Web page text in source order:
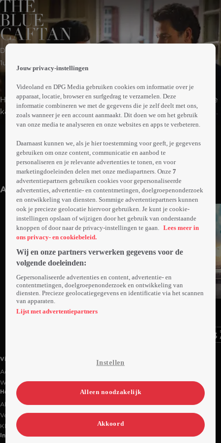
Drama
1uur57min
Halim heeft samen met zijn vrouw, Mina, een traditionele
kaftanwinkel in de medina van Salé, Marokko. Hun hele
huwelijk lang leven ze al met een geheim, maar
genegenheid voor elkaar. Mina's ziekte en de komst van
leerling Youssef zorgen er voor dat dit fragiele evenwicht
onder druk komt te staan.
Abonneren op Videoland
Meer
info
Anderen kijken ook
Ga
naar
Trailer
Videoland
Actiecode
Werken bij RTL
Handige links
Alle films & series
Veelgestelde vragen
Klantenservice
Informatie
Jouw privacy-instellingen
Videoland en DPG Media gebruiken cookies om informatie over je
apparaat, locatie, browser en surfgedrag te verzamelen. Deze
informatie combineren we met de gegevens die je zelf deelt met ons,
zoals wanneer je een account aanmaakt. Dit doen we om het gebruik
van onze media te analyseren en onze websites en apps te verbeteren.
Daarnaast kunnen we, als je hier toestemming voor geeft, je gegevens
gebruiken om onze content, communicatie en aanbod te
personaliseren en je relevante advertenties te tonen, en voor
marketingdoeleinden delen met onze mediapartners. Onze7
advertentiepartners gebruiken cookies voor gepersonaliseerde
advertenties, advertentie- en contentmetingen, doelgroepenonderzoek
en ontwikkeling van diensten. Sommige advertentiepartners kunnen
ook je precieze geolocatie hiervoor gebruiken. Je kunt je cookie-
instellingen opslaan of wijzigen door het gebruik van onderstaande
knoppen of door naar de privacy-instellingen te gaan.
Lees meer in
ons privacy- en cookiebeleid.
Wij en onze partners verwerken gegevens voor de
volgende doeleinden:
Gepersonaliseerde advertenties en content, advertentie- en
contentmetingen, doelgroepenonderzoek en ontwikkeling van
diensten. Precieze geolocatiegegevens en identificatie via het scannen
van apparaten.
Lijst met advertentiepartners
Instellen
Alleen noodzakelijk
Akkoord